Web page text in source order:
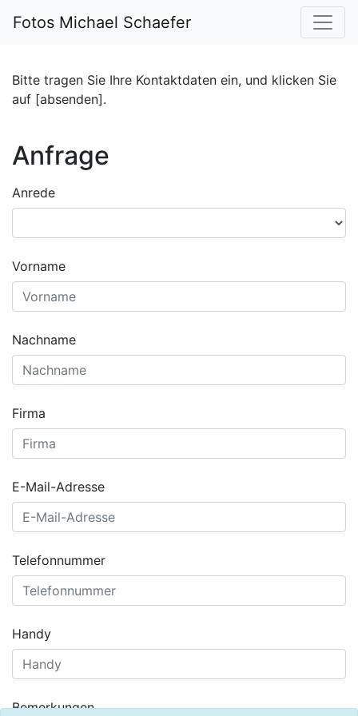
Fotos Michael Schaefer
Bitte tragen Sie Ihre Kontaktdaten ein, und klicken Sie
auf [absenden].
Anfrage
Anrede
Vorname
Nachname
Firma
E-Mail-Adresse
Telefonnummer
Handy
Bemerkungen